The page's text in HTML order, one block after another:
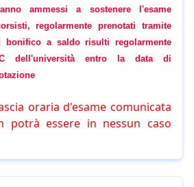
ammessi a sostenere l'esame
regolarmente prenotati tramite
a saldo risulti regolarmente
dell'università entro la data di
oraria d'esame comunicata
potrà essere in nessun caso